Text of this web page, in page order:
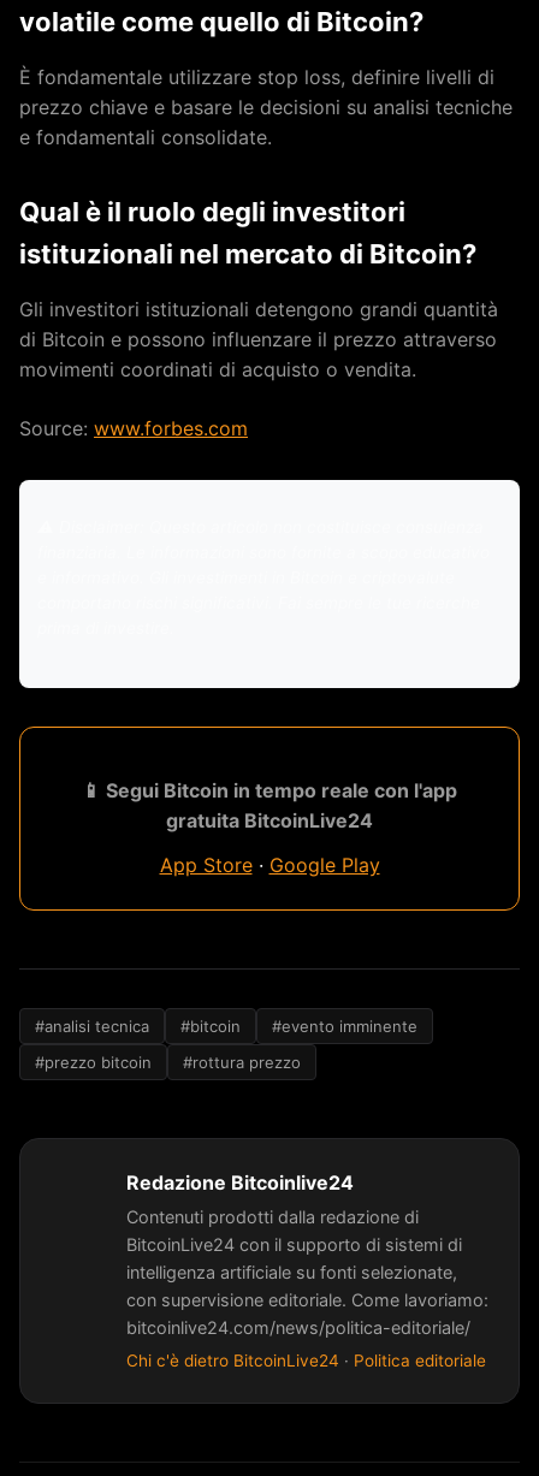
volatile come quello di Bitcoin?
È fondamentale utilizzare stop loss, definire livelli di
prezzo chiave e basare le decisioni su analisi tecniche
e fondamentali consolidate.
Qual è il ruolo degli investitori
istituzionali nel mercato di Bitcoin?
Gli investitori istituzionali detengono grandi quantità
di Bitcoin e possono influenzare il prezzo attraverso
movimenti coordinati di acquisto o vendita.
Source: www.forbes.com
📱 Segui Bitcoin in tempo reale con l'app
gratuita BitcoinLive24
App Store· Google Play
#analisi tecnica #bitcoin
#evento imminente
#prezzo bitcoin
#rottura prezzo
Redazione Bitcoinlive24
Contenuti prodotti dalla redazione di
BitcoinLive24 con il supporto di sistemi di
intelligenza artificiale su fonti selezionate,
con supervisione editoriale. Come lavoriamo:
bitcoinlive24.com/news/politica-editoriale/
Chi c'è dietro BitcoinLive24 · Politica editoriale